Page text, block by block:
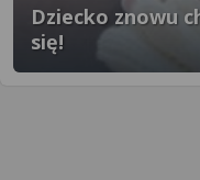
Dziecko znowu
się!